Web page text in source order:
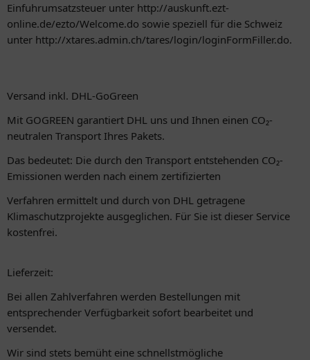
Einfuhrumsatzsteuer unter http://auskunft.ezt-
online.de/ezto/Welcome.do sowie speziell für die Schweiz
unter http://xtares.admin.ch/tares/login/loginFormFiller.do.
Versand inkl. DHL-GoGreen
Mit GOGREEN garantiert DHL uns und Ihnen einen CO₂-
neutralen Transport Ihres Pakets.
Das bedeutet: Die durch den Transport entstehenden CO₂-
Emissionen werden nach einem zertifizierten
Verfahren ermittelt und durch von DHL getragene
Klimaschutzprojekte ausgeglichen. Für Sie ist dieser Service
kostenfrei.
Lieferzeit:
Bei allen Zahlverfahren werden Bestellungen mit
entsprechender Verfügbarkeit sofort bearbeitet und
versendet.
Wir sind stets bemüht eine schnellstmögliche